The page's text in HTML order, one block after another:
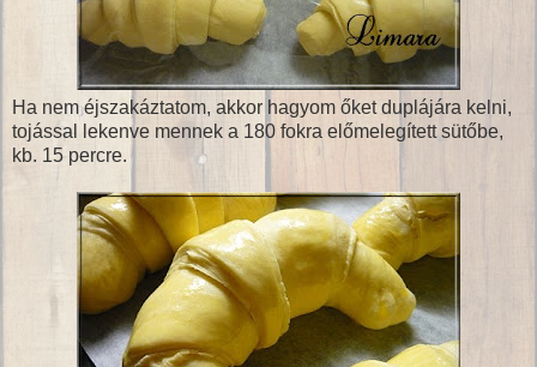
Ha nem éjszakáztatom, akkor hagyom őket duplájára kelni,
tojással lekenve mennek a 180 fokra előmelegített sütőbe,
kb. 15 percre.